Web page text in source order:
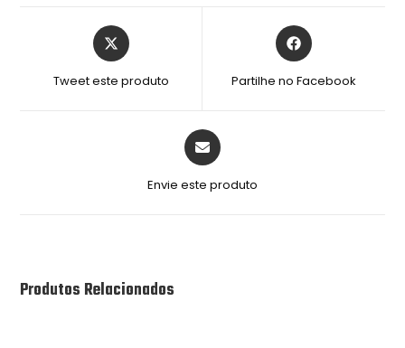
Tweet este produto Partilhe no Facebook
Envie este produto
Produtos Relacionados